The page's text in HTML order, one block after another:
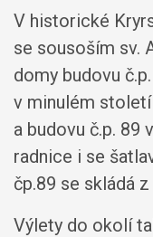
V historické
se sousoším sv.
domy budovu
v minulém
a budovu č.p. 89
radnice i se
čp.89 se skládá
Výlety do okolí